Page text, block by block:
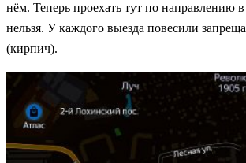
нём. Теперь проехать тут по направлению
нельзя. У каждого выезда повесили
(кирпич).